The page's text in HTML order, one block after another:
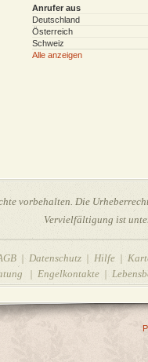
Anrufer aus
Deutschland
Österreich
Schweiz
Alle anzeigen
vorbehalten. Die
Vervielfältigung ist
| Datenschutz | Hilfe |
| Engelkontakte |